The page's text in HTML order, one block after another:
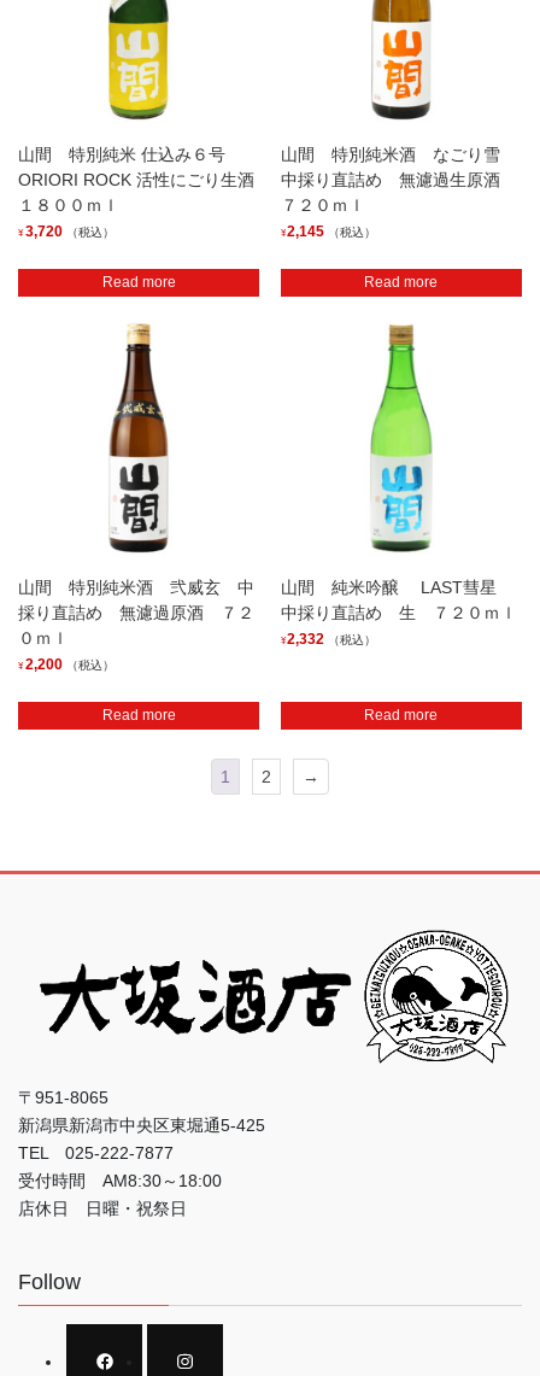
山間 特別純米 仕込み６号
ORIORI ROCK 活性にごり生酒
１８００ｍｌ
¥3,720 （税込）
Read more
山間 特別純米酒 なごり雪
中採り直詰め 無濾過生原酒
７２０ｍｌ
¥2,145 （税込）
Read more
山間 特別純米酒 弐威玄 中
採り直詰め 無濾過原酒 ７２
０ｍｌ
¥2,200 （税込）
Read more
山間 純米吟醸 LAST彗星
中採り直詰め 生 ７２０ｍｌ
¥2,332 （税込）
Read more
1 2 →
〒951-8065
新潟県新潟市中央区東堀通5-425
TEL 025-222-7877
受付時間 AM8:30～18:00
店休日 日曜・祝祭日
Follow